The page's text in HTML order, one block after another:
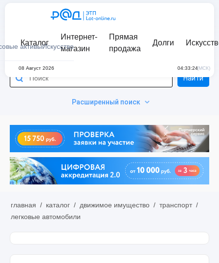
активыИскусство
Каталог
Интернет-
магазин
Прямая
продажа
Долги
08 Август 2026 04:33:24(МСК)
Расширенный поиск
Найти
главная / каталог / движимое имущество / транспорт /
легковые автомобили